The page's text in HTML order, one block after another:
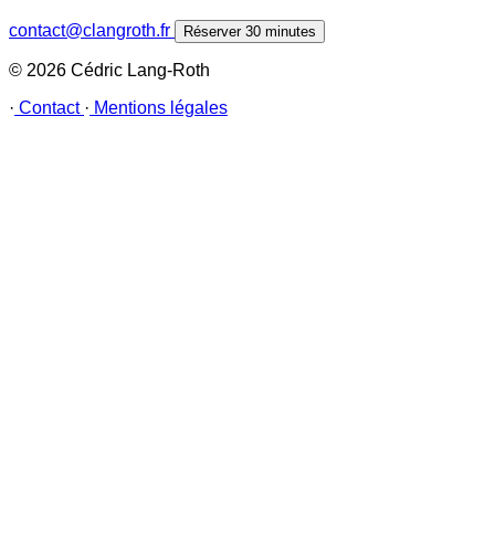
contact@clangroth.fr Réserver 30 minutes
© 2026 Cédric Lang-Roth
· Contact · Mentions légales